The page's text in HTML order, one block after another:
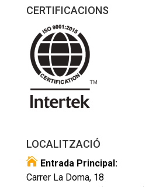
CERTIFICACIONS
LOCALITZACIÓ
 Entrada Principal:
Carrer La Doma, 18